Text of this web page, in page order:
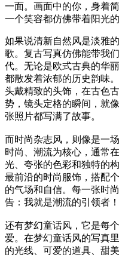
一面。画面中的你，身着
一个笑容都仿佛带着阳光
如果说清新自然风是淡雅
歌。复古写真仿佛能带我
代。无论是欧式古典的华
都散发着浓郁的历史韵味
头戴精致的头饰，在古色
势，镜头定格的瞬间，就
张照片都写满了故事。
而时尚杂志风，则像是一
时尚、潮流为核心，通常
光、夸张的色彩和独特的
最前沿的时尚服饰，搭配
的气场和自信。每一张时
告：我就是潮流的引领者！
还有梦幻童话风，它是每
爱。在梦幻童话风的写真
的光线、可爱的道具、甜